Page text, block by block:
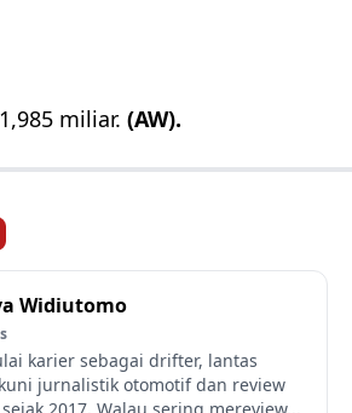
miliar. (AW).
Widiutomo
karier sebagai drifter, lantas
jurnalistik otomotif dan review